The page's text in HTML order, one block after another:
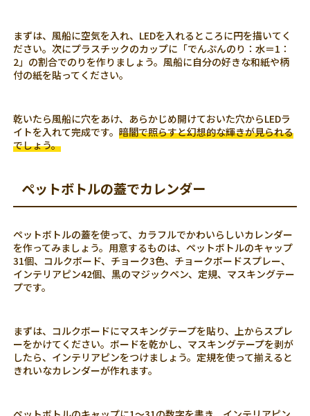
まずは、風船に空気を入れ、LEDを入れるところに円を描いてく
ださい。次にプラスチックのカップに「でんぷんのり：水＝1：
2」の割合でのりを作りましょう。風船に自分の好きな和紙や柄
付の紙を貼ってください。
乾いたら風船に穴をあけ、あらかじめ開けておいた穴からLEDラ
イトを入れて完成です。暗闇で照らすと幻想的な輝きが見られる
でしょう。
ペットボトルの蓋でカレンダー
ペットボトルの蓋を使って、カラフルでかわいらしいカレンダー
を作ってみましょう。用意するものは、ペットボトルのキャップ
31個、コルクボード、チョーク3色、チョークボードスプレー、
インテリアピン42個、黒のマジックペン、定規、マスキングテー
プです。
まずは、コルクボードにマスキングテープを貼り、上からスプレ
ーをかけてください。ボードを乾かし、マスキングテープを剥が
したら、インテリアピンをつけましょう。定規を使って揃えると
きれいなカレンダーが作れます。